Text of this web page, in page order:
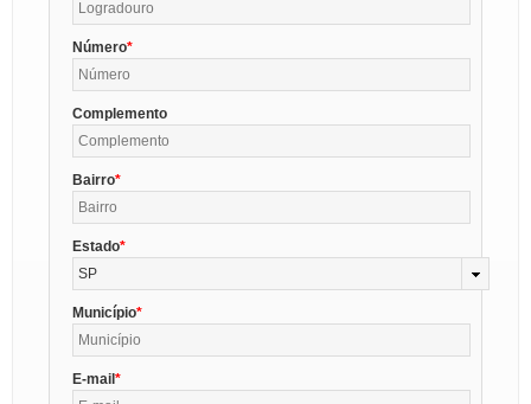
Número
Complemento
Bairro
Estado
SP
Município
E-mail